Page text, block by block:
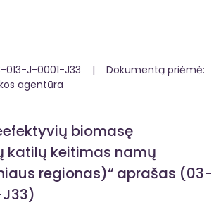
013-J-0001-J33 | Dokumentą priėmė:
agentūra
biomasę
katilų keitimas namų
regionas)“ aprašas (03-